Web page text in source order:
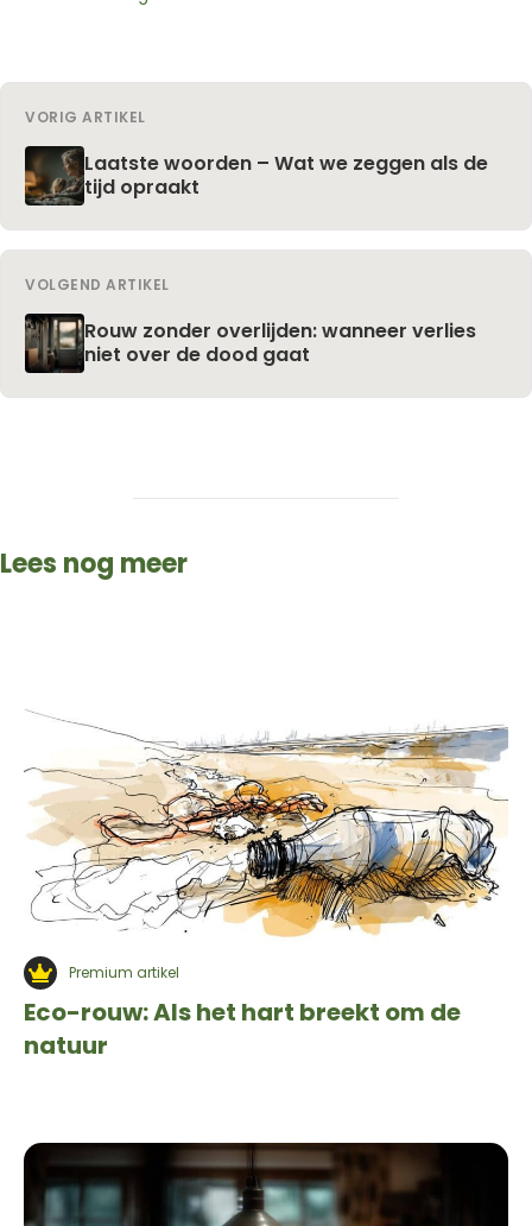
VORIG ARTIKEL
Laatste woorden – Wat we zeggen als de
tijd opraakt
VOLGEND ARTIKEL
Rouw zonder overlijden: wanneer verlies
niet over de dood gaat
Lees nog meer
Premium artikel
Eco-rouw: Als het hart breekt om de
natuur